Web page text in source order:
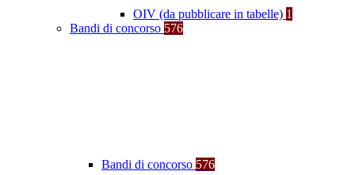
OIV (da pubblicare in tabelle) 1
Bandi di concorso 576
Bandi di concorso 576